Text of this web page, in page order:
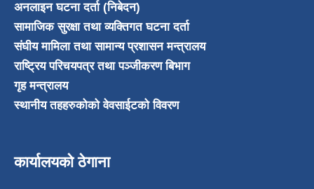
अनलाइन घटना दर्ता (निबेदन)
सामाजिक सुरक्षा तथा व्यक्तिगत घटना दर्ता
संघीय मामिला तथा सामान्य प्रशासन मन्त्रालय
राष्ट्रिय परिचयपत्र तथा पञ्जीकरण बिभाग
गृह मन्त्रालय
स्थानीय तहहरुकोको वेवसाईटको विवरण
कार्यालयको ठेगाना